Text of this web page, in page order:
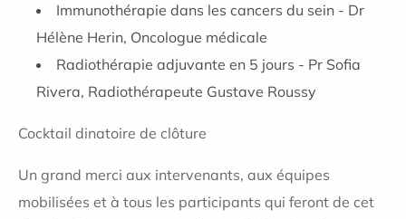
Immunothérapie dans les cancers du sein - Dr
Hélène Herin, Oncologue médicale
Radiothérapie adjuvante en 5 jours - Pr Sofia
Rivera, Radiothérapeute Gustave Roussy
Cocktail dinatoire de clôture
Un grand merci aux intervenants, aux équipes
mobilisées et à tous les participants qui feront de cet